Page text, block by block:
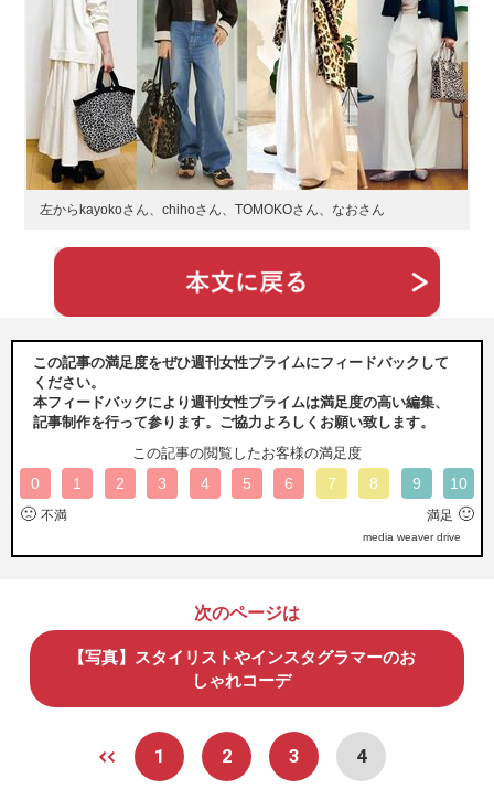
左からkayokoさん、chihoさん、TOMOKOさん、なおさん
この記事の満足度をぜひ週刊女性プライムにフィードバックして
ください。
本フィードバックにより週刊女性プライムは満足度の高い編集、
記事制作を行って参ります。ご協力よろしくお願い致します。
この記事の閲覧したお客様の満足度
0 1 2 3 4 5 6 7 8 9 10
🙁 不満 満足 🙂
media weaver drive
次のページは
【写真】スタイリストやインスタグラマーのお
しゃれコーデ
1 2 3 4